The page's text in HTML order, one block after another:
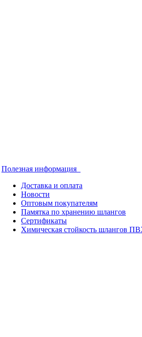
Полезная информация
Доставка и оплата
Новости
Оптовым покупателям
Памятка по хранению шлангов
Сертификаты
Химическая стойкость шлангов